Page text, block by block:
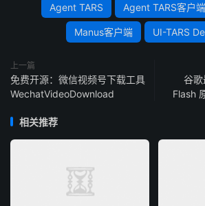
Agent TARS Agent TARS客户端
Manus客户端 UI-TARS
上一篇
免费开源：微信视频号下载工具
WechatVideoDownload
谷
Flash
相关推荐